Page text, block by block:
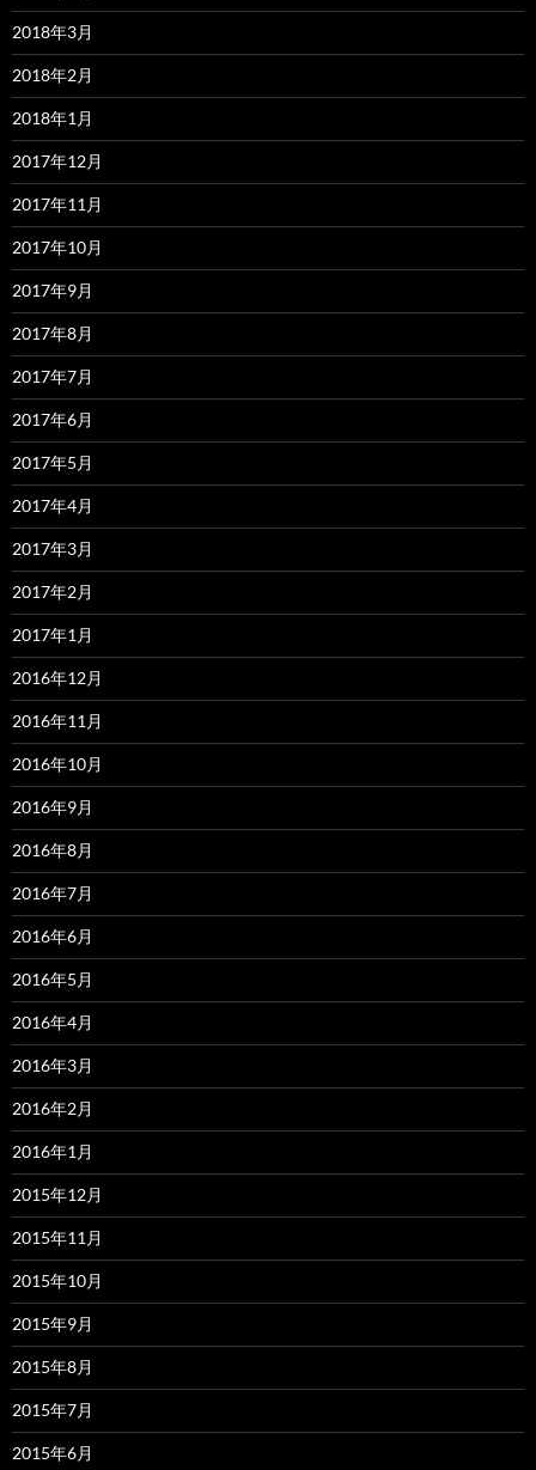
2018年3月
2018年2月
2018年1月
2017年12月
2017年11月
2017年10月
2017年9月
2017年8月
2017年7月
2017年6月
2017年5月
2017年4月
2017年3月
2017年2月
2017年1月
2016年12月
2016年11月
2016年10月
2016年9月
2016年8月
2016年7月
2016年6月
2016年5月
2016年4月
2016年3月
2016年2月
2016年1月
2015年12月
2015年11月
2015年10月
2015年9月
2015年8月
2015年7月
2015年6月